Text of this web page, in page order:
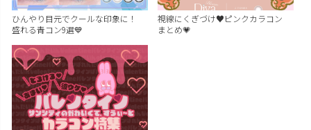
ひんやり目元でクールな印象に！
盛れる青コン9選💙
視線にくぎづけ♥ピンクカラコン
まとめ💗